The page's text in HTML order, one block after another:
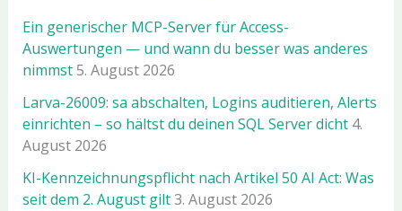
Ein generischer MCP-Server für Access-
Auswertungen — und wann du besser was anderes
nimmst5. August 2026
Larva-26009: sa abschalten, Logins auditieren, Alerts
einrichten – so hältst du deinen SQL Server dicht 4.
August 2026
KI-Kennzeichnungspflicht nach Artikel 50 AI Act: Was
seit dem 2. August gilt3. August 2026